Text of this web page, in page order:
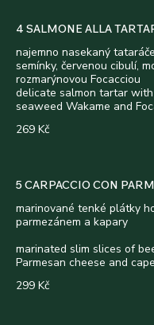
4 SALMONE ALLA
najemno nasekaný
semínky, červenou cibulí,
rozmarýnovou Focacciou
delicate salmon tartar
seaweed Wakame and
269 Kč
5 CARPACCIO CON
marinované tenké plátky
parmezánem a kapary
marinated slim slices of
Parmesan cheese and
299 Kč